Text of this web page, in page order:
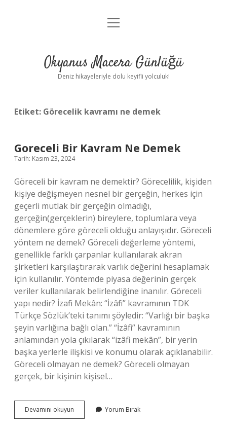
Anasayfa
Yasal Uyarı
menüyü
Okyanus Macera Günlüğü
Deniz hikayeleriyle dolu keyifli yolculuk!
Etiket: Görecelik kavramı ne demek
Goreceli Bir Kavram Ne Demek
Tarih: Kasım 23, 2024
Göreceli bir kavram ne demektir? Görecelilik, kişiden
kişiye değişmeyen nesnel bir gerçeğin, herkes için
geçerli mutlak bir gerçeğin olmadığı,
gerçeğin(gerçeklerin) bireylere, toplumlara veya
dönemlere göre göreceli olduğu anlayışıdır. Göreceli
yöntem ne demek? Göreceli değerleme yöntemi,
genellikle farklı çarpanlar kullanılarak akran
şirketleri karşılaştırarak varlık değerini hesaplamak
için kullanılır. Yöntemde piyasa değerinin gerçek
veriler kullanılarak belirlendiğine inanılır. Göreceli
yapı nedir? İzafi Mekân: “İzâfi” kavramının TDK
Türkçe Sözlük’teki tanımı şöyledir: “Varlığı bir başka
şeyin varlığına bağlı olan.” “İzâfi” kavramının
anlamından yola çıkılarak “izâfi mekân”, bir yerin
başka yerlerle ilişkisi ve konumu olarak açıklanabilir.
Göreceli olmayan ne demek? Göreceli olmayan
gerçek, bir kişinin kişisel…
Devamını okuyun Goreceli
Bir
Yorum Bırak